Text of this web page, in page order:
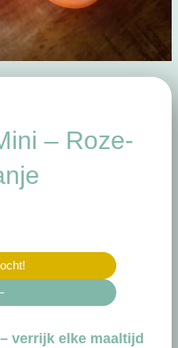
– Roze-
verrijk elke maaltijd